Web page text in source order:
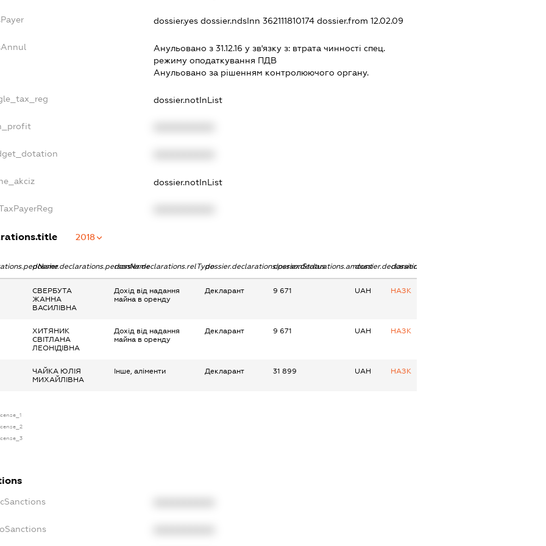
dossier.yes dossier.ndsInn 362111810174 dossier.from 12.02.09
Анульовано з 31.12.16 у зв'язку з: втрата чинностi спец.
режиму оподаткування ПДВ
Анульовано за рiшенням контролюючого органу.
dossier.notInList
dossier.notInList
2018
dossier.declarations.personNamedossier.declarations.relTypedossier.declarations.personStatus
dossier.declarations.amountdossier.declarations.currency
dossier.declarations.source
СВЕРБУТА
ЖАННА
ВАСИЛІВНА
Дохід від надання
майна в оренду
Декларант 9 671 UAH НАЗК
ХИТЯНИК
СВІТЛАНА
ЛЕОНІДІВНА
Дохід від надання
майна в оренду
Декларант 9 671 UAH НАЗК
ЧАЙКА ЮЛІЯ
МИХАЙЛІВНА
Інше, аліменти Декларант 31 899 UAH НАЗК